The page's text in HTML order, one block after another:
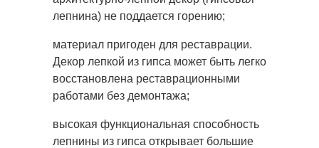
лепнина) не поддается горению;
материал пригоден для реставрации.
Декор лепкой из гипса может быть легко
восстановлена реставрационными
работами без демонтажа;
высокая функциональная способность
лепнины из гипса открывает большие